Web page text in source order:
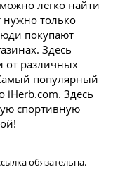
легко найти
нужно только
покупают
Здесь
от различных
популярный
iHerb.com. Здесь
спортивную
обязательна.